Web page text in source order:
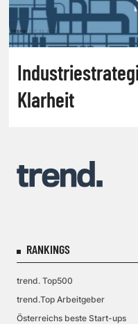
Klarheit
RANKINGS
trend. Top500
trend.Top Arbeitgeber
Österreichs beste Start-ups